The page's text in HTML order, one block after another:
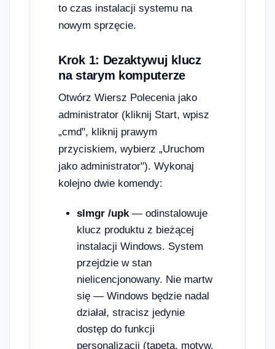
to czas instalacji systemu na
nowym sprzęcie.
Krok 1: Dezaktywuj klucz
na starym komputerze
Otwórz Wiersz Polecenia jako
administrator (kliknij Start, wpisz
„cmd", kliknij prawym
przyciskiem, wybierz „Uruchom
jako administrator"). Wykonaj
kolejno dwie komendy:
slmgr /upk— odinstalowuje
klucz produktu z bieżącej
instalacji Windows. System
przejdzie w stan
nielicencjonowany. Nie martw
się — Windows będzie nadal
działał, stracisz jedynie
dostęp do funkcji
personalizacji (tapeta, motyw,